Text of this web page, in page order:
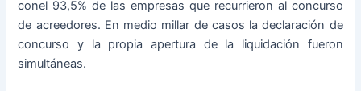
conel 93,5% de las empresas que recurrieron al concurso
de acreedores. En medio millar de casos la declaración de
concurso y la propia apertura de la liquidación fueron
simultáneas.